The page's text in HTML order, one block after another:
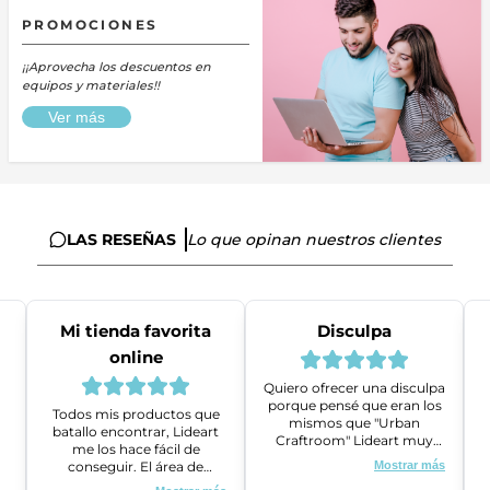
PROMOCIONES
¡¡Aprovecha los descuentos en
equipos y materiales!!
Ver más
LAS RESEÑAS Lo que opinan nuestros clientes
Mi tienda favorita
online
Todos mis productos que
batallo encontrar, Lideart
me los hace fácil de
conseguir. El área de
ventas es super amable y
Disculpa
Quiero ofrecer una disculpa
porque pensé que eran los
mismos que "Urban
Craftroom" Lideart muy
amables me ayudaron a
gestionar un problema que
Mostrar más